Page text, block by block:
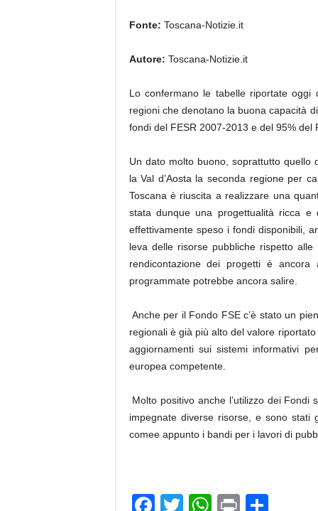
Fonte: Toscana-Notizie.it
Autore: Toscana-Notizie.it
Lo confermano le tabelle riportate oggi
regioni che denotano la buona capacità
fondi del FESR 2007-2013 e del 95% del
Un dato molto buono, soprattutto quello
la Val d’Aosta la seconda regione per
Toscana è riuscita a realizzare una
stata dunque una progettualità ricca
effettivamente speso i fondi disponibili,
leva delle risorse pubbliche rispetto
rendicontazione dei progetti è
programmate potrebbe ancora salire.
Anche per il Fondo FSE c’è stato un
regionali è già più alto del valore
aggiornamenti sui sistemi informativi
europea competente.
Molto positivo anche l’utilizzo dei
impegnate diverse risorse, e sono stati
comee appunto i bandi per i lavori di
F
T
W
Pr